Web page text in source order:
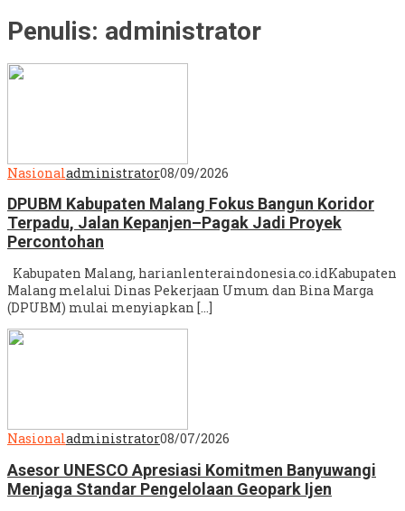
Penulis: administrator
Nasionaladministrator08/09/2026
DPUBM Kabupaten Malang Fokus Bangun Koridor
Terpadu, Jalan Kepanjen–Pagak Jadi Proyek
Percontohan
Kabupaten Malang, harianlenteraindonesia.co.idKabupaten
Malang melalui Dinas Pekerjaan Umum dan Bina Marga
(DPUBM) mulai menyiapkan […]
Nasionaladministrator08/07/2026
Asesor UNESCO Apresiasi Komitmen Banyuwangi
Menjaga Standar Pengelolaan Geopark Ijen